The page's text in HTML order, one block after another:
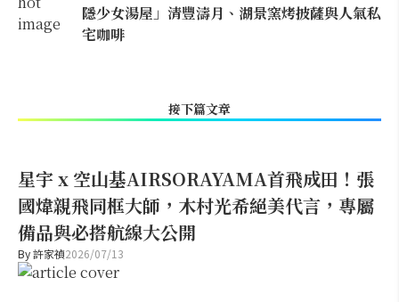
隱少女湯屋」清豐濤月、湖景窯烤披薩與人氣私
宅咖啡
接下篇文章
星宇 x 空山基AIRSORAYAMA首飛成田！張
國煒親飛同框大師，木村光希絕美代言，專屬
備品與必搭航線大公開
By許家禎2026/07/13